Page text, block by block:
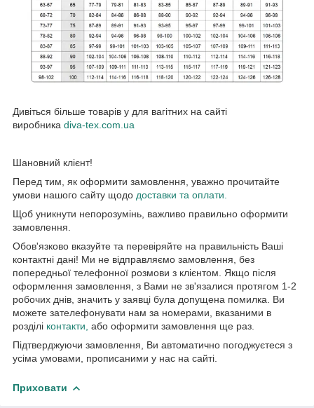
Дивіться більше товарів у для вагітних на сайті
виробника diva-tex.com.ua
Шановний клієнт!
Перед тим, як оформити замовлення, уважно прочитайте
умови нашого сайту щодо доставки та оплати.
Щоб уникнути непорозумінь, важливо правильно оформити
замовлення.
Обов'язково вказуйте та перевіряйте на правильність Ваші
контактні дані! Ми не відправляємо замовлення, без
попередньої телефонної розмови з клієнтом. Якщо після
оформлення замовлення, з Вами не зв'язалися протягом 1-2
робочих днів, значить у заявці була допущена помилка. Ви
можете зателефонувати нам за номерами, вказаними в
розділі контакти, або оформити замовлення ще раз.
Підтверджуючи замовлення, Ви автоматично погоджуєтеся з
усіма умовами, прописаними у нас на сайті.
Приховати